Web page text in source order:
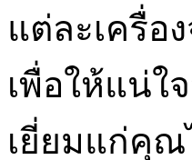
แต่ละเครื่อ
เพื่อให้แน่ใ
เยี่ยมแก่คุ